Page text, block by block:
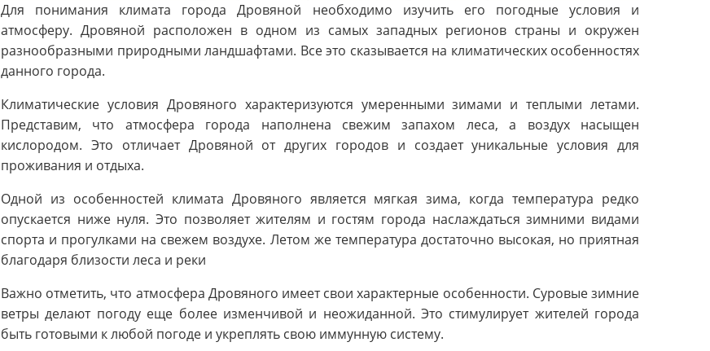
Для понимания климата города Дровяной необходимо изучить его погодные условия и
атмосферу. Дровяной расположен в одном из самых западных регионов страны и окружен
разнообразными природными ландшафтами. Все это сказывается на климатических особенностях
данного города.
Климатические условия Дровяного характеризуются умеренными зимами и теплыми летами.
Представим, что атмосфера города наполнена свежим запахом леса, а воздух насыщен
кислородом. Это отличает Дровяной от других городов и создает уникальные условия для
проживания и отдыха.
Одной из особенностей климата Дровяного является мягкая зима, когда температура редко
опускается ниже нуля. Это позволяет жителям и гостям города наслаждаться зимними видами
спорта и прогулками на свежем воздухе. Летом же температура достаточно высокая, но приятная
благодаря близости леса и реки
Важно отметить, что атмосфера Дровяного имеет свои характерные особенности. Суровые зимние
ветры делают погоду еще более изменчивой и неожиданной. Это стимулирует жителей города
быть готовыми к любой погоде и укреплять свою иммунную систему.